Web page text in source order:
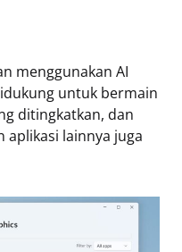
menggunakan AI
untuk bermain
ditingkatkan, dan
aplikasi lainnya juga